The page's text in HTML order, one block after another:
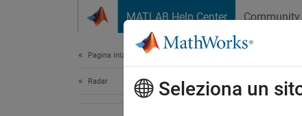
MATLAB Help Center Community
Pagina iniziale della documentazione
Radar Seleziona un